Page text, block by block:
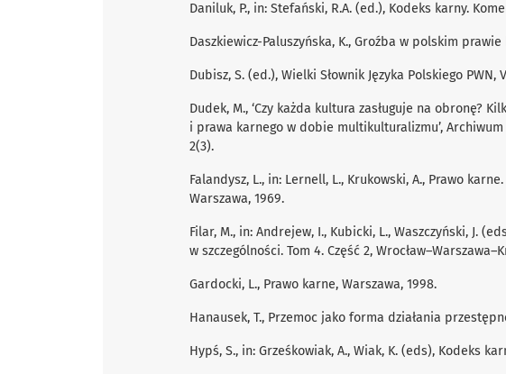
Daniluk, P., in: Stefański, R.A. (ed.), Kodeks karny.
Daszkiewicz-Paluszyńska, K., Groźba w polskim prawie
Dubisz, S. (ed.), Wielki Słownik Języka Polskiego PWN,
Dudek, M., ‘Czy każda kultura zasługuje na obronę?
i prawa karnego w dobie multikulturalizmu’, Archiwum
2(3).
Falandysz, L., in: Lernell, L., Krukowski, A., Prawo
Warszawa, 1969.
Filar, M., in: Andrejew, I., Kubicki, L., Waszczyński, J.
w szczególności. Tom 4. Część 2,
Gardocki, L., Prawo karne, Warszawa, 1998.
Hanausek, T., Przemoc jako forma działania
Hypś, S., in: Grześkowiak, A., Wiak, K. (eds), Kodeks